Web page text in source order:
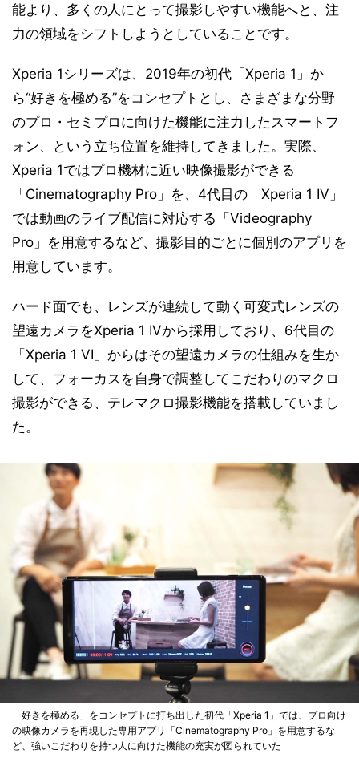
能より、多くの人にとって撮影しやすい機能へと、注
力の領域をシフトしようとしていることです。
Xperia 1シリーズは、2019年の初代「Xperia 1」か
ら“好きを極める”をコンセプトとし、さまざまな分野
のプロ・セミプロに向けた機能に注力したスマートフ
ォン、という立ち位置を維持してきました。実際、
Xperia 1ではプロ機材に近い映像撮影ができる
「Cinematography Pro」を、4代目の「Xperia 1 IV」
では動画のライブ配信に対応する「Videography
Pro」を用意するなど、撮影目的ごとに個別のアプリを
用意しています。
ハード面でも、レンズが連続して動く可変式レンズの
望遠カメラをXperia 1 IVから採用しており、6代目の
「Xperia 1 VI」からはその望遠カメラの仕組みを生か
して、フォーカスを自身で調整してこだわりのマクロ
撮影ができる、テレマクロ撮影機能を搭載していまし
た。
「好きを極める」をコンセプトに打ち出した初代「Xperia 1」では、プロ向け
の映像カメラを再現した専用アプリ「Cinematography Pro」を用意するな
ど、強いこだわりを持つ人に向けた機能の充実が図られていた